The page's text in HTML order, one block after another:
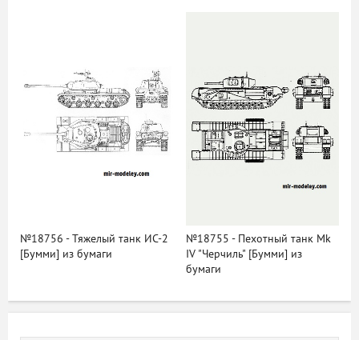
№18756 - Тяжелый танк ИС-2
[Бумми] из бумаги
№18755 - Пехотный танк Mk
IV "Черчиль" [Бумми] из
бумаги